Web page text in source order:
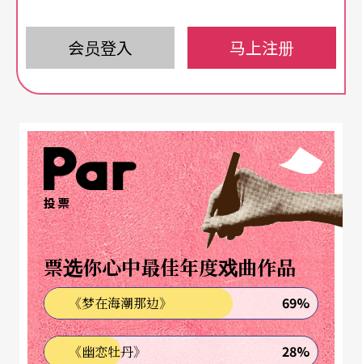
切入点，《她们》（1987）、《啊？！》（198
8）、《生日快乐》（1990）、《爱丽丝游园惊
她转移关注文学中的女性，《春光关不住》（199
1）是她认为她在创作顚峰期的作品，选择了包括黄
春明的《看海的女人》、林怀民《蝉》及杨逵的
《压不扁的玫瑰》三部小说，创作了由三支小品组
成的整晚作品。
可以说，陶馥兰早期的作品，一直在探寻著女性在
向来由男性书写的历史、社会、文化中，「她」被
挤压、形塑的特质及坚强而幽微的内心角落。这个
会员登入 马上注册
投票
票选你心中最佳年度戏曲作品
《梦在海潮那边》 69%
《幽恋牡丹》 28%